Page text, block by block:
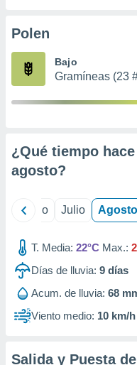
e
mediante
publicidad
publicidad
de
Polen
Bajo
Gramíneas (23
¿Qué tiempo
agosto?
Junio Julio Agosto
T. Media: 22°C Max.:
Días de lluvia: 9 días
Acum. de lluvia: 68
Viento medio: 10 km/h
Salida y Puesta